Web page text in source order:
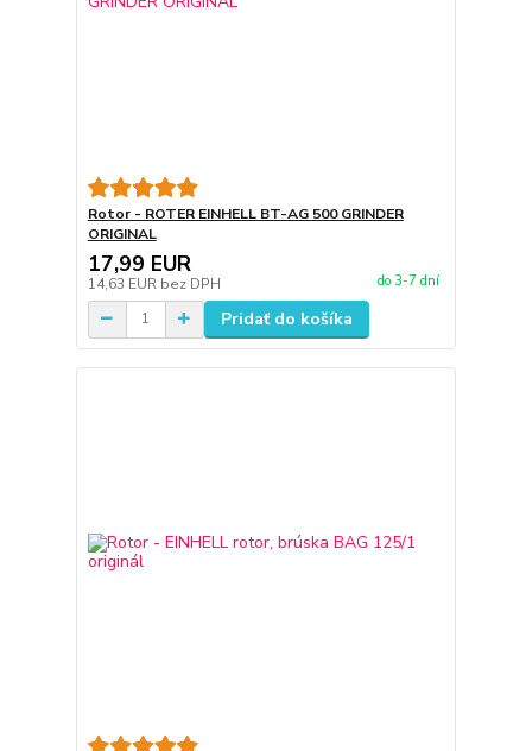
Rotor - ROTER EINHELL BT-AG 500 GRINDER
ORIGINAL
17,99 EUR
14,63 EUR bez DPH do 3-7 dní
Pridať do košíka